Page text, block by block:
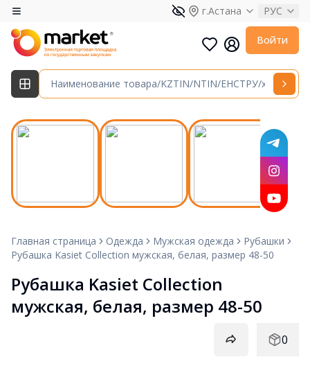
г.Астана РУС
Войти
Главная страница Одежда Мужская одежда
Рубашки
Рубашка Kasiet Collection мужская, белая, размер 48-50
Рубашка Kasiet Collection
мужская, белая, размер 48-50
0